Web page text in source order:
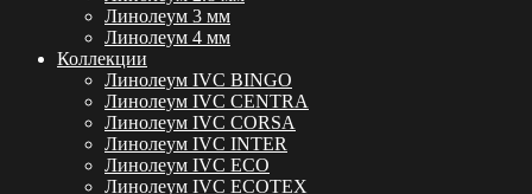
Линолеум 3 мм
Линолеум 4 мм
Коллекции
Линолеум IVC BINGO
Линолеум IVC CENTRA
Линолеум IVC CORSA
Линолеум IVC INTER
Линолеум IVC ECO
Линолеум IVC ECOTEX